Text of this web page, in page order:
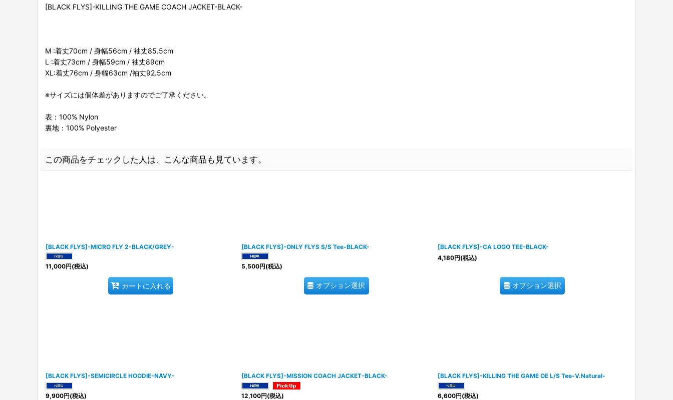
[BLACK FLYS]-KILLING THE GAME COACH JACKET-BLACK-
M :着丈70cm / 身幅56cm / 袖丈85.5cm
L :着丈73cm / 身幅59cm / 袖丈89cm
XL:着丈76cm / 身幅63cm /袖丈92.5cm
※サイズには個体差がありますのでご了承ください。
表：100% Nylon
裏地：100% Polyester
この商品をチェックした人は、こんな商品も見ています。
[BLACK FLYS]-MICRO FLY 2-BLACK/GREY-
11,000円(税込)
カートに入れる
[BLACK FLYS]-ONLY FLYS S/S Tee-BLACK-
5,500円(税込)
オプション選択
[BLACK FLYS]-CA LOGO TEE-BLACK-
4,180円(税込)
オプション選択
[BLACK FLYS]-SEMICIRCLE HOODIE-NAVY-
9,900円(税込)
[BLACK FLYS]-MISSION COACH JACKET-BLACK-
12,100円(税込)
[BLACK FLYS]-KILLING THE GAME OE L/S Tee-V.Natural-
6,600円(税込)